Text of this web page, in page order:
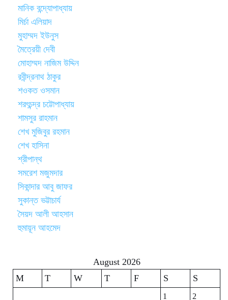
মানিক বন্দ্যোপাধ্যায়
মির্চা এলিয়াদ
মুহাম্মদ ইউনুস
মৈত্রেয়ী দেবী
মোহাম্মদ নাজিম উদ্দিন
রবীন্দ্রনাথ ঠাকুর
শওকত ওসমান
শরৎচন্দ্র চট্টোপাধ্যায়
শামসুর রাহমান
শেখ মুজিবুর রহমান
শেখ হাসিনা
শ্রীপান্থ
সমরেশ মজুমদার
সিকান্দার আবু জাফর
সুকান্ত ভট্টাচার্য
সৈয়দ আলী আহসান
হুমায়ূন আহমেদ
August 2026
M
T W T F S S
1
2